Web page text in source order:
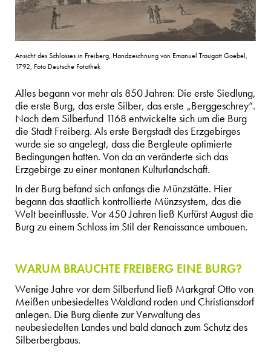
Ansicht des Schlosses in Freiberg, Handzeichnung von Emanuel Traugott Goebel,
1792, Foto Deutsche Fotothek
Alles begann vor mehr als 850 Jahren: Die erste Siedlung,
die erste Burg, das erste Silber, das erste „Berggeschrey“.
Nach dem Silberfund 1168 entwickelte sich um die Burg
die Stadt Freiberg. Als erste Bergstadt des Erzgebirges
wurde sie so angelegt, dass die Bergleute optimierte
Bedingungen hatten. Von da an veränderte sich das
Erzgebirge zu einer montanen Kulturlandschaft.
In der Burg befand sich anfangs die Münzstätte. Hier
begann das staatlich kontrollierte Münzsystem, das die
Welt beeinflusste. Vor 450 Jahren ließ Kurfürst August die
Burg zu einem Schloss im Stil der Renaissance umbauen.
WARUM BRAUCHTE FREIBERG EINE BURG?
Wenige Jahre vor dem Silberfund ließ Markgraf Otto von
Meißen unbesiedeltes Waldland roden und Christiansdorf
anlegen. Die Burg diente zur Verwaltung des
neubesiedelten Landes und bald danach zum Schutz des
Silberbergbaus.